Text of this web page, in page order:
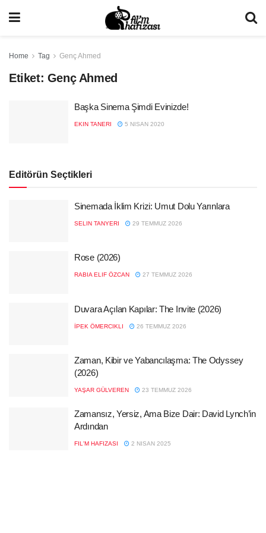
Home Tag Genç Ahmed
Etiket: Genç Ahmed
Başka Sinema Şimdi Evinizde!
EKIN TANERI 5 NISAN 2020
Editörün Seçtikleri
Sinemada İklim Krizi: Umut Dolu Yarınlara
SELIN TANYERI 29 TEMMUZ 2026
Rose (2026)
RABIA ELIF ÖZCAN 27 TEMMUZ 2026
Duvara Açılan Kapılar: The Invite (2026)
İPEK ÖMERCIKLI 26 TEMMUZ 2026
Zaman, Kibir ve Yabancılaşma: The Odyssey
(2026)
YAŞAR GÜLVEREN 23 TEMMUZ 2026
Zamansız, Yersiz, Ama Bize Dair: David Lynch’in
Ardından
FIL'M HAFIZASI 2 NISAN 2025